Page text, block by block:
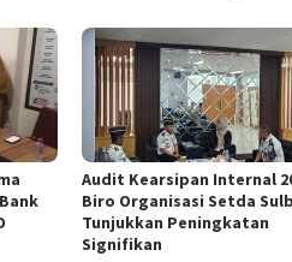
Audit Kearsipan Internal
Biro Organisasi Setda
Tunjukkan Peningkatan
Signifikan